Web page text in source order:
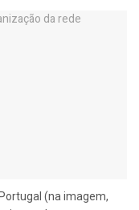
(na imagem,